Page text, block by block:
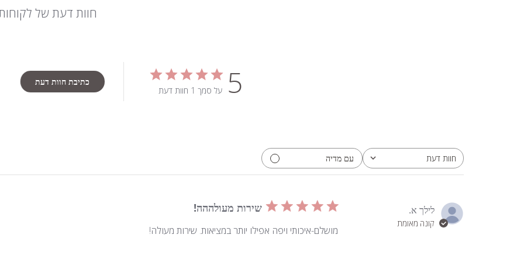
חוות דעת של
5 על סמך 1 חוות דעת
כתיבת חוות דעת
חוות דעת
כל חוות הדעת עם מדיה
לילך א.
קונה מאומת
שירות מעולההה!
מושלם-איכותי ויפה אפילו יותר במציאות. שירות מעולה!